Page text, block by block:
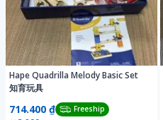
Hape Quadrilla Melody Basic Set
知育玩具
714.400 ₫ Freeship